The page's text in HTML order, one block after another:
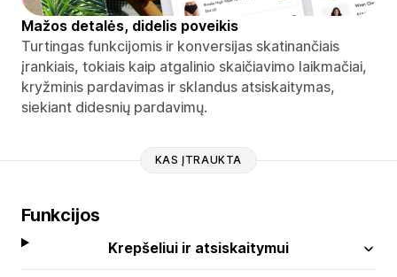
Mažos detalės, didelis poveikis
Turtingas funkcijomis ir konversijas skatinančiais
įrankiais, tokiais kaip atgalinio skaičiavimo laikmačiai,
kryžminis pardavimas ir sklandus atsiskaitymas,
siekiant didesnių pardavimų.
KAS ĮTRAUKTA
Funkcijos
Krepšeliui ir atsiskaitymui